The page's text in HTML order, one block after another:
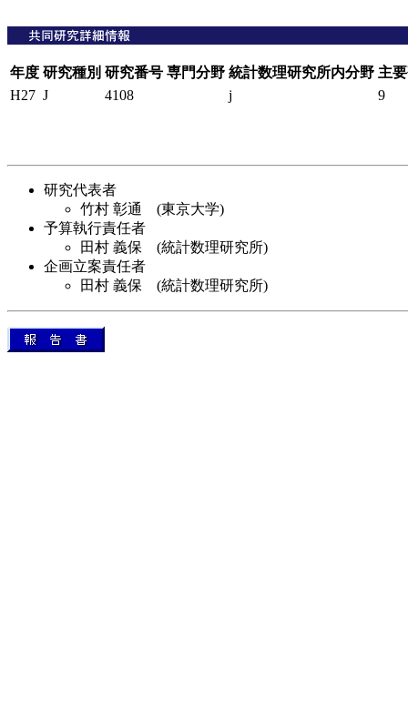
年度 研究種別 研究番号 専門分野 統計数理研究所内分野 主
H27 J 4108 j 9
研究代表者
竹村 彰通 (東京大学)
予算執行責任者
田村 義保 (統計数理研究所)
企画立案責任者
田村 義保 (統計数理研究所)